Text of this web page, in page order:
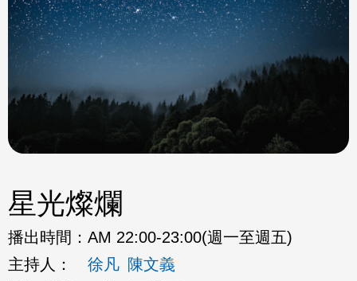
星光燦爛
播出時間： AM 22:00-23:00(週一至週五)
主持人：
徐凡 陳文義